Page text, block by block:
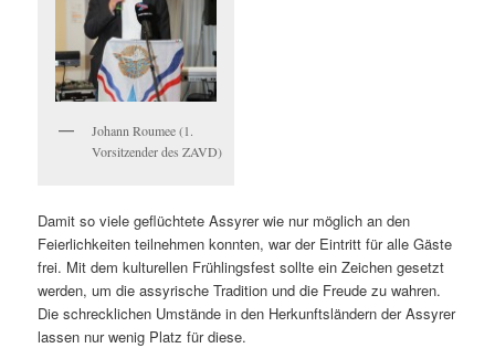
Johann Roumee (1.
Vorsitzender des ZAVD)
Damit so viele geflüchtete Assyrer wie nur möglich an den
Feierlichkeiten teilnehmen konnten, war der Eintritt für alle Gäste
frei. Mit dem kulturellen Frühlingsfest sollte ein Zeichen gesetzt
werden, um die assyrische Tradition und die Freude zu wahren.
Die schrecklichen Umstände in den Herkunftsländern der Assyrer
lassen nur wenig Platz für diese.